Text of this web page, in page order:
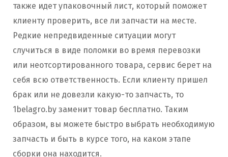
также идет упаковочный лист, который поможет
клиенту проверить, все ли запчасти на месте.
Редкие непредвиденные ситуации могут
случиться в виде поломки во время перевозки
или неотсортированного товара, сервис берет на
себя всю ответственность. Если клиенту пришел
брак или не довезли какую-то запчасть, то
1belagro.by заменит товар бесплатно. Таким
образом, вы можете быстро выбрать необходимую
запчасть и быть в курсе того, на каком этапе
сборки она находится.